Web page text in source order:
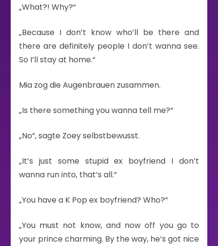
„What?! Why?“
„Because I don’t know who’ll be there and
there are definitely people I don’t wanna see.
So I’ll stay at home.“
Mia zog die Augenbrauen zusammen.
„Is there something you wanna tell me?“
„No“, sagte Zoey selbstbewusst.
„It’s just some stupid ex boyfriend I don’t
wanna run into, that’s all.“
„You have a K Pop ex boyfriend? Who?“
„You must not know, and now off you go to
your prince charming. By the way, he’s got nice